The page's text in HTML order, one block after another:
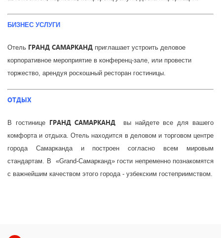
БИЗНЕС УСЛУГИ
Отель ГРАНД САМАРКАНД приглашает устроить деловое
корпоративное мероприятие в конференц-зале, или провести
торжество, арендуя роскошный ресторан гостиницы.
ОТДЫХ
В гостинице ГРАНД САМАРКАНД вы найдете все для вашего
комфорта и отдыха. Отель находится в деловом и торговом центре
города Самарканда и построен согласно всем мировым
стандартам. В «Grand-Самарканд» гости непременно познакомятся
с важнейшим качеством этого города - узбекским гостеприимством.